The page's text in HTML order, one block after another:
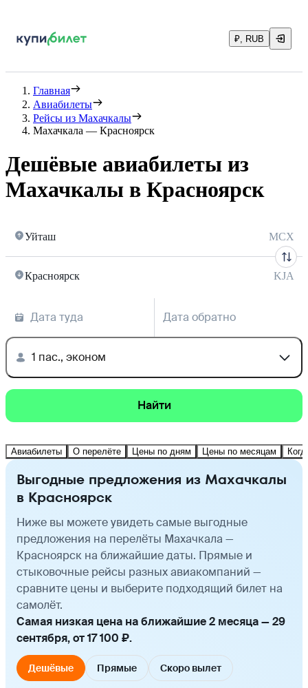
₽, RUB
Главная
Авиабилеты
Рейсы из Махачкалы
Махачкала — Красноярск
Дешёвые авиабилеты из
Махачкалы в Красноярск
Уйташ MCX
Красноярск KJA
Дата туда Дата обратно
1 пас., эконом
Найти
Авиабилеты О перелёте Цены по дням Цены по месяцам
Выгодные предложения из Махачкалы
в Красноярск
Ниже вы можете увидеть самые выгодные
предложения на перелёты Махачкала —
Красноярск на ближайшие даты. Прямые и
стыковочные рейсы разных авиакомпаний —
сравните цены и выберите подходящий билет на
самолёт.
Самая низкая цена на ближайшие 2 месяца — 29
сентября, от 17 100 ₽.
Дешёвые Прямые Скоро вылет